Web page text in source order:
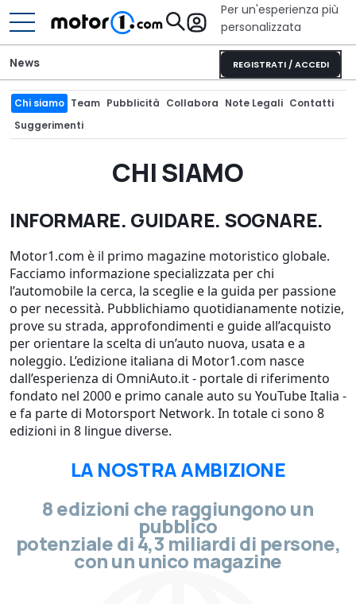
Per un'esperienza più
personalizzata
REGISTRATI / ACCEDI
News
Chi siamo Team Pubblicità Collabora Note Legali Contatti
Suggerimenti
CHI SIAMO
INFORMARE. GUIDARE. SOGNARE.
Motor1.com è il primo magazine motoristico globale.
Facciamo informazione specializzata per chi
l’automobile la cerca, la sceglie e la guida per passione
o per necessità. Pubblichiamo quotidianamente notizie,
prove su strada, approfondimenti e guide all’acquisto
per orientare la scelta di un’auto nuova, usata e a
noleggio. L’edizione italiana di Motor1.com nasce
dall’esperienza di OmniAuto.it - portale di riferimento
fondato nel 2000 e primo canale auto su YouTube Italia -
e fa parte di Motorsport Network. In totale ci sono 8
edizioni in 8 lingue diverse.
LA NOSTRA AMBIZIONE
8 edizioni che raggiungono un
pubblico
potenziale di 4,3 miliardi di persone,
con un unico magazine